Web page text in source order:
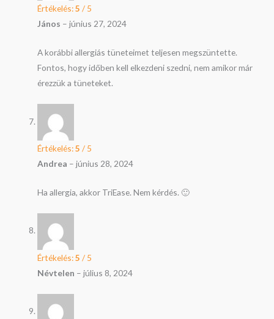
Értékelés:5 / 5
János – június 27, 2024
A korábbi allergiás tüneteimet teljesen megszüntette.
Fontos, hogy időben kell elkezdeni szedni, nem amikor már
érezzük a tüneteket.
Értékelés:5 / 5
Andrea – június 28, 2024
Ha allergia, akkor TriEase. Nem kérdés. 🙂
Értékelés:5 / 5
Névtelen – július 8, 2024